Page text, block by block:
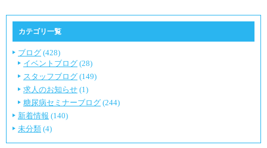
カテゴリ一覧
ブログ (428)
イベントブログ (28)
スタッフブログ (149)
求人のお知らせ (1)
糖尿病セミナーブログ (244)
新着情報 (140)
未分類 (4)